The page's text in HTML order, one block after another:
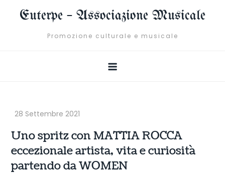
Euterpe – Associazione Musicale
Promozione culturale e musicale
Uno spritz con MATTIA ROCCA
eccezionale artista, vita e curiosità
partendo da WOMEN